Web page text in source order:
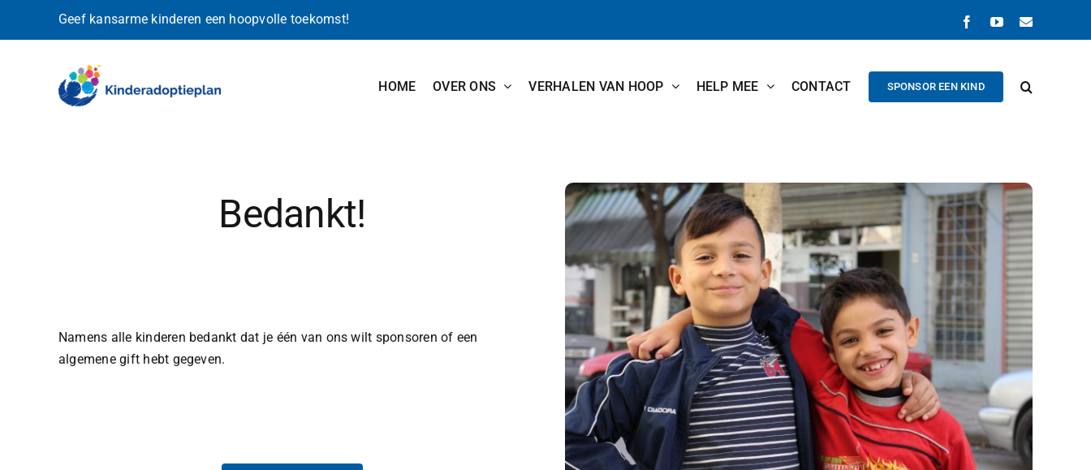
Geef kansarme kinderen een hoopvolle toekomst! FacebookYouTube
E-
HOME OVER ONS VERHALEN VAN HOOP HELP MEE CONTACT SPONSOR EEN KIND
Bedankt!
Namens alle kinderen bedankt dat je één van ons wilt sponsoren of een
algemene gift hebt gegeven.